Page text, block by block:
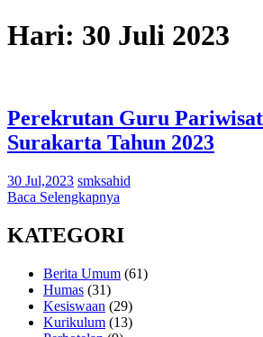
Hari: 30 Juli 2023
Perekrutan Guru
Surakarta Tahun 2023
30 Jul,2023 smksahid
Baca Selengkapnya
KATEGORI
Berita Umum (61)
Humas (31)
Kesiswaan (29)
Kurikulum (13)